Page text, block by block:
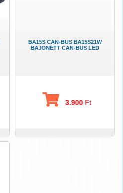
BA15S CAN-BUS BA15S21W
BAJONETT CAN-BUS LED
3.900 Ft